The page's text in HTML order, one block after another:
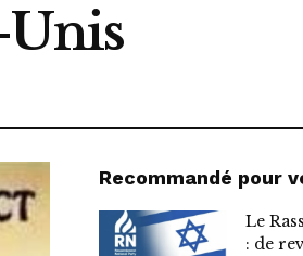
Unis
Recommandé pour
Le
: de